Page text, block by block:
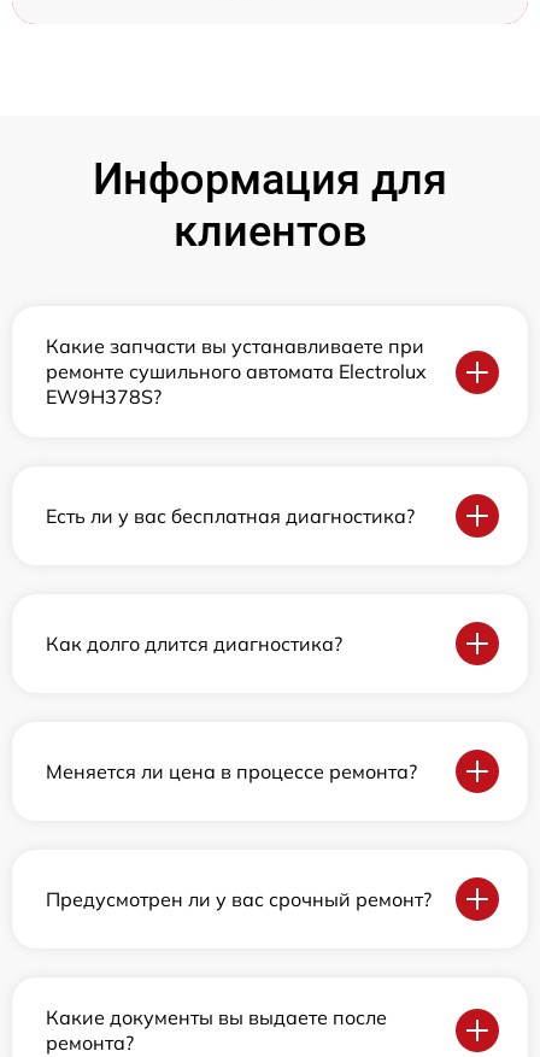
Информация для
клиентов
Какие запчасти вы устанавливаете при
ремонте сушильного автомата Electrolux
EW9H378S?
Есть ли у вас бесплатная диагностика?
Как долго длится диагностика?
Меняется ли цена в процессе ремонта?
Предусмотрен ли у вас срочный ремонт?
Какие документы вы выдаете после
ремонта?